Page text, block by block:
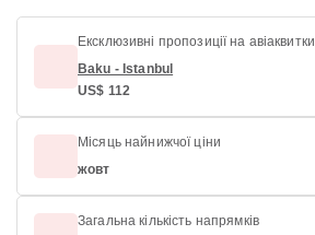
Ексклюзивні пропозиції на авіаквитки
Baku - Istanbul
US$ 112
Місяць найнижчої ціни
жовт
Загальна кількість напрямків